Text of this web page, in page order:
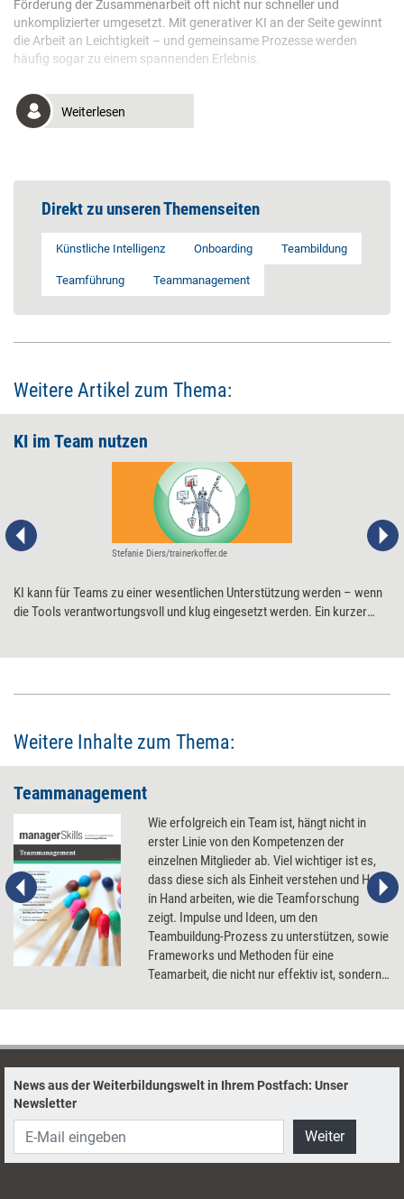
Förderung der Zusammenarbeit oft nicht nur schneller und
unkomplizierter umgesetzt. Mit generativer KI an der Seite gewinnt
die Arbeit an Leichtigkeit – und gemeinsame Prozesse werden
häufig sogar zu einem spannenden Erlebnis.
Weiterlesen
Direkt zu unseren Themenseiten
Künstliche Intelligenz Onboarding Teambildung
Teamführung Teammanagement
Weitere Artikel zum Thema:
KI im Team nutzen
Stefanie Diers/trainerkoffer.de
KI kann für Teams zu einer wesentlichen Unterstützung werden – wenn
die Tools verantwortungsvoll und klug eingesetzt werden. Ein kurzer
Weitere Inhalte zum Thema:
Teammanagement
Wie erfolgreich ein Team ist, hängt nicht in
erster Linie von den Kompetenzen der
einzelnen Mitglieder ab. Viel wichtiger ist es,
dass diese sich als Einheit verstehen und Hand
in Hand arbeiten, wie die Teamforschung
zeigt. Impulse und Ideen, um den
Teambuildung-Prozess zu unterstützen, sowie
Frameworks und Methoden für eine
Teamarbeit, die nicht nur effektiv ist, sondern
News aus der Weiterbildungswelt in Ihrem Postfach: Unser
Newsletter
Weiter